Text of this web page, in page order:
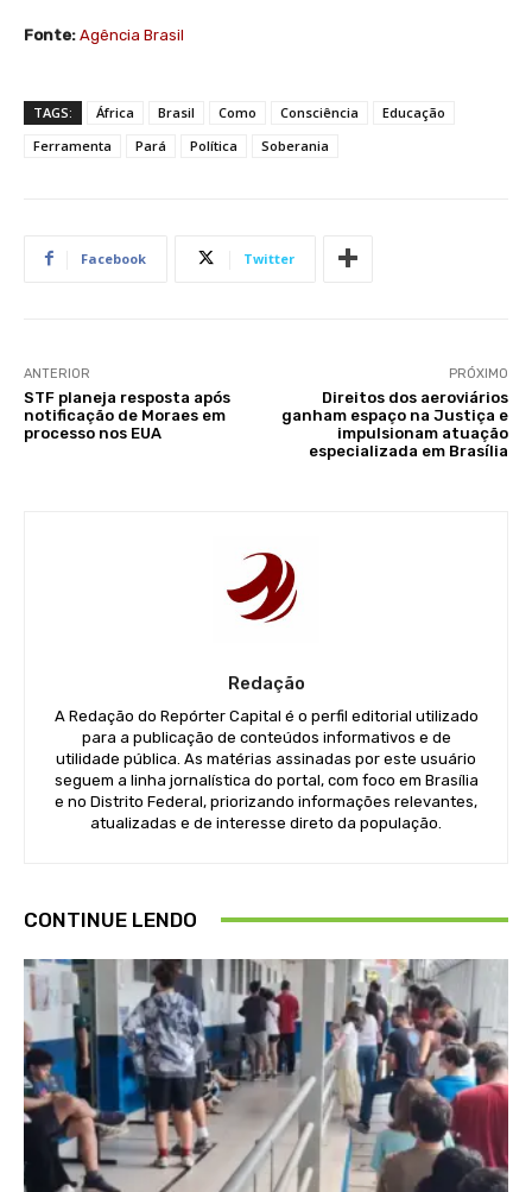
Fonte: Agência Brasil
TAGS: África Brasil Como Consciência
Educação
Ferramenta
Pará Política Soberania
Facebook Twitter
ANTERIOR
STF planeja resposta após
notificação de Moraes em
processo nos EUA
PRÓXIMO
Direitos dos aeroviários
ganham espaço na Justiça e
impulsionam atuação
especializada em Brasília
Redação
A Redação do Repórter Capital é o perfil editorial utilizado
para a publicação de conteúdos informativos e de
utilidade pública. As matérias assinadas por este usuário
seguem a linha jornalística do portal, com foco em Brasília
e no Distrito Federal, priorizando informações relevantes,
atualizadas e de interesse direto da população.
CONTINUE LENDO